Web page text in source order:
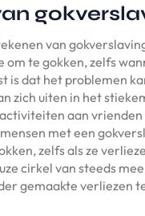
van
om te gokken, zelfs
is dat het problemen
zich uiten in het
aan
met een
zelfs als ze
cirkel van steeds
gemaakte verliezen